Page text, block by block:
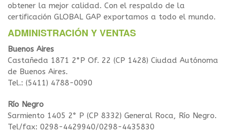
obtener la mejor calidad. Con el respaldo de la
certificación GLOBAL GAP exportamos a todo el mundo.
ADMINISTRACIÓN Y VENTAS
Buenos Aires
Castañeda 1871 2°P Of. 22 (CP 1428) Ciudad Autónoma
de Buenos Aires.
Tel.: (5411) 4788-0090
Río Negro
Sarmiento 1405 2° P (CP 8332) General Roca, Río Negro.
Tel/fax: 0298-4429940/0298-4435830